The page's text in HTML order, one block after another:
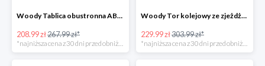
Woody Tablica obustronna ABC -22%
208.99 zł267.99 zł*
*najniższa cena z 30 dni przed obniżką
Woody Tor kolejowy ze zjeżdżalnią i żurawiem -24%
229.99 zł303.99 zł*
*najniższa cena z 30 dni przed obniżką